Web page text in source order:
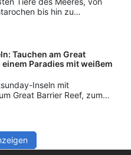
bis hin zu
mit
Tauchen am Great
einem Paradies mit weißem
Inseln mit
Great Barrier Reef, zum
Tauchbedingungen und